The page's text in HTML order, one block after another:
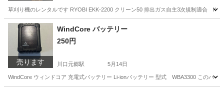
草刈り機のレンタルです RYOBI EKK-2200 クリーン50 排出ガス自主3次規制適合 K
埼玉 川口市 貸したい
売ります
WindCore バッテリー
250円
川口元郷駅 5月14日
WindCore ウィンドコア 充電式バッテリー Li-ionバッテリー 型式 WBA3300 このバッ